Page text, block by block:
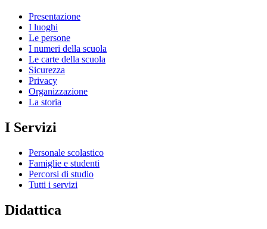
Presentazione
I luoghi
Le persone
I numeri della scuola
Le carte della scuola
Sicurezza
Privacy
Organizzazione
La storia
I Servizi
Personale scolastico
Famiglie e studenti
Percorsi di studio
Tutti i servizi
Didattica